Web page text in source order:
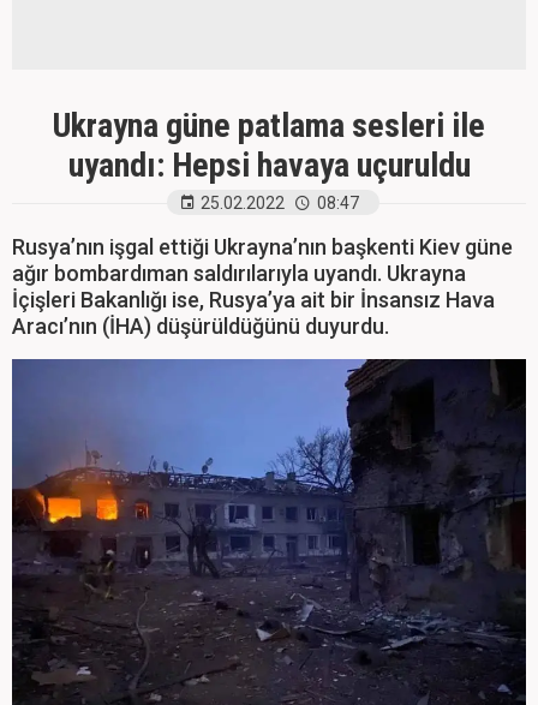
Ukrayna güne patlama sesleri ile
uyandı: Hepsi havaya uçuruldu
25.02.2022 08:47
Rusya’nın işgal ettiği Ukrayna’nın başkenti Kiev güne
ağır bombardıman saldırılarıyla uyandı. Ukrayna
İçişleri Bakanlığı ise, Rusya’ya ait bir İnsansız Hava
Aracı’nın (İHA) düşürüldüğünü duyurdu.